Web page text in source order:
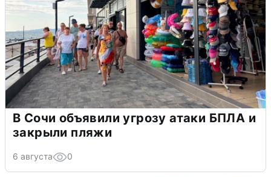
В Сочи объявили угрозу атаки БПЛА и
закрыли пляжи
6 августа 0